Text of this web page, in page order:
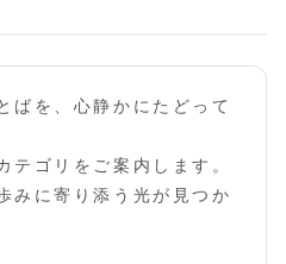
ばを、心静かにたどって
テゴリをご案内します。
みに寄り添う光が見つか